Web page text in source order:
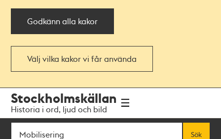
Godkänn alla kakor
Välj vilka kakor vi får använda
navigationen
huvudinnehållet
Stockholmskällan
Historia i ord, ljud och bild
Sök
Sök